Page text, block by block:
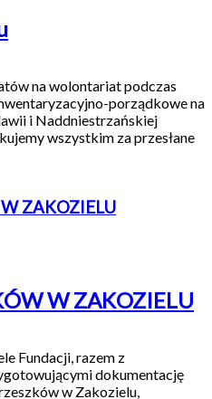
na wolontariat podczas
porządkowe na
i Naddniestrzańskiej
wszystkim za przesłane
ZAKOZIELU
W ZAKOZIELU
Fundacji, razem z
dokumentację
w Zakozielu,